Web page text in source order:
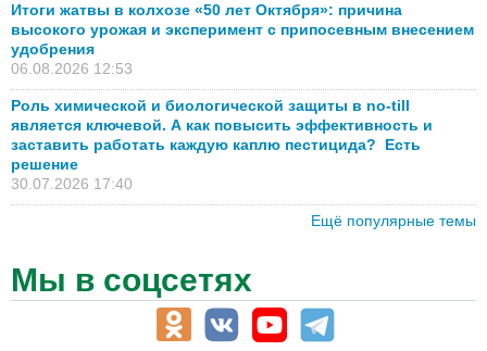
Итоги жатвы в колхозе «50 лет Октября»: причина
высокого урожая и эксперимент с припосевным внесением
удобрения
06.08.2026 12:53
Роль химической и биологической защиты в no-till
является ключевой. А как повысить эффективность и
заставить работать каждую каплю пестицида? Есть
решение
30.07.2026 17:40
Ещё популярные темы
Мы в соцсетях